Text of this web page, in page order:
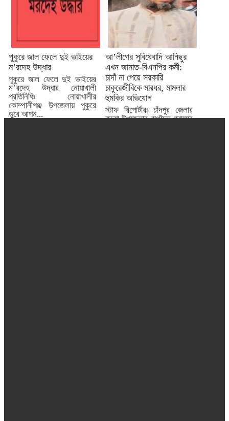
পুকুরে জাল ফেলে দুই ভাইয়ের
ম’রদেহ উদ্ধার
পুকুরে জাল ফেলে দুই ভাইয়ের
ম’রদেহ উদ্ধার নোয়াখালী
প্রতিনিধিঃ নোয়াখালীর
কোম্পানীগঞ্জ উপজেলায় পুকুরে
ডুবে আপন...
আ’লীগের সুবিধেবাদি আনিছুর
এখন জামাত-বিএনপির কর্মী:
চাদাঁ না পেয়ে সরকারি
চাকুরেজীবিকে মারধর, মামলার
হুমকির অভিযোগ
স্টাফ রিপোর্টারঃ চাঁদপুর জেলার
কুচুয়া উপজেলার রাগদৈল গ্রামের